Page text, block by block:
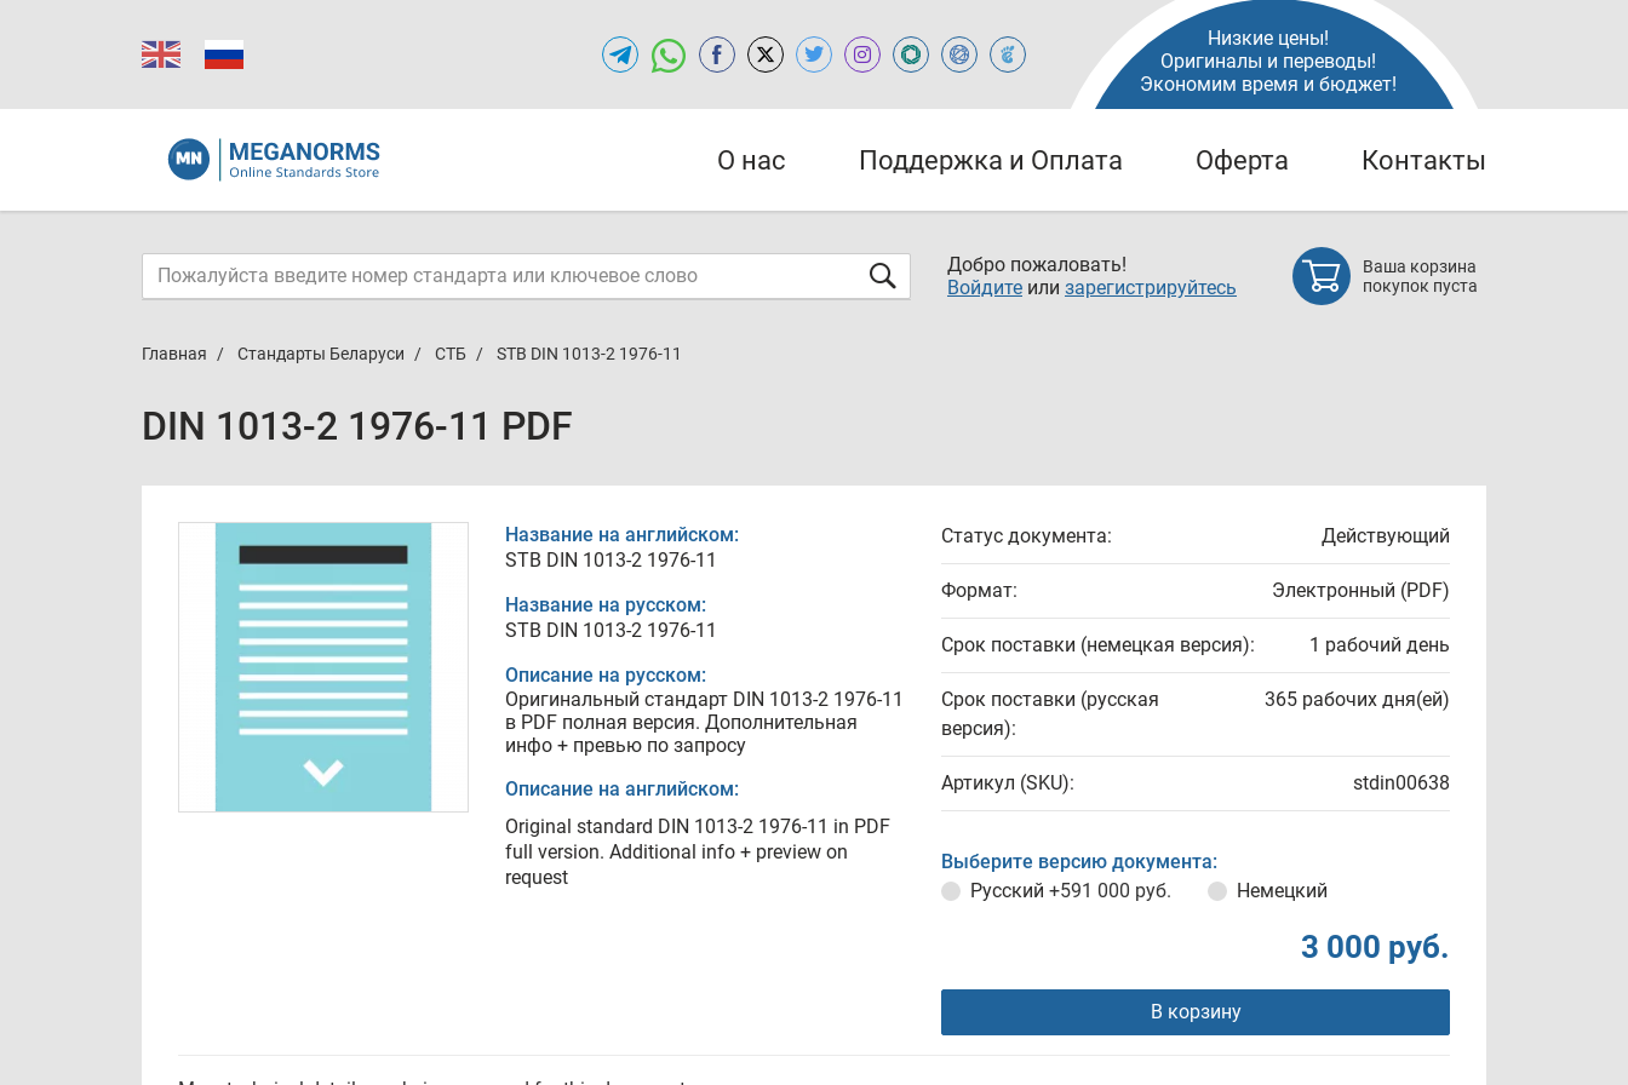
Низкие цены!
Оригиналы и переводы!
Экономим время и бюджет!
О нас Поддержка и Оплата Оферта Контакты
Добро пожаловать!
Войдите или зарегистрируйтесь
Ваша корзина
покупок пуста
Главная Стандарты Беларуси СТБ STB DIN 1013-2 1976-11
DIN 1013-2 1976-11 PDF
Название на английском:
STB DIN 1013-2 1976-11
Название на русском:
STB DIN 1013-2 1976-11
Описание на русском:
Оригинальный стандарт DIN 1013-2 1976-11
в PDF полная версия. Дополнительная
инфо + превью по запросу
Описание на английском:
Original standard DIN 1013-2 1976-11 in PDF
full version. Additional info + preview on
request
Статус документа: Действующий
Формат: Электронный (PDF)
Срок поставки (немецкая версия): 1 рабочий день
Срок поставки (русская
версия):
365 рабочих дня(ей)
Артикул (SKU): stdin00638
Выберите версию документа:
Русский +591 000 руб. Немецкий
3 000 руб.
В корзину